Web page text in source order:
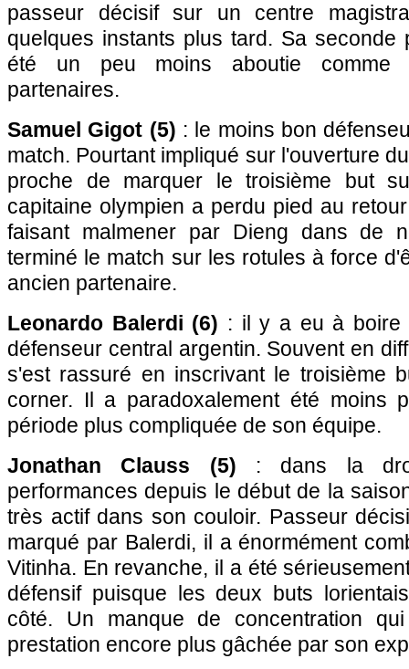
passeur décisif sur un centre
quelques instants plus tard. Sa seconde
été un peu moins aboutie comme
partenaires.
Samuel Gigot (5) : le moins bon
match. Pourtant impliqué sur l'ouverture
proche de marquer le troisième but
capitaine olympien a perdu pied au
faisant malmener par Dieng dans de
terminé le match sur les rotules à force
ancien partenaire.
Leonardo Balerdi (6) : il y a eu à boire
défenseur central argentin. Souvent en
s'est rassuré en inscrivant le troisième
corner. Il a paradoxalement été moins
période plus compliquée de son équipe.
Jonathan Clauss (5) : dans la
performances depuis le début de la
très actif dans son couloir. Passeur
marqué par Balerdi, il a énormément
Vitinha. En revanche, il a été
défensif puisque les deux buts
côté. Un manque de concentration
prestation encore plus gâchée par son